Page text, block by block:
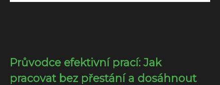
Průvodce efektivní prací: Jak
pracovat bez přestání a dosáhnout